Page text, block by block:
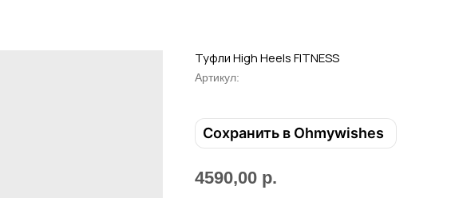
Туфли High Heels FITNESS
Артикул:
Сохранить в Ohmywishes
4590,00 р.